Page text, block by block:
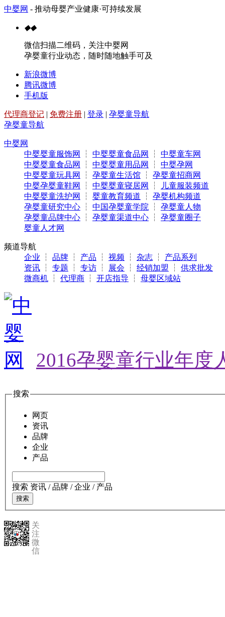
中婴网 - 推动母婴产业健康·可持续发展
◆◆
微信扫描二维码，关注中婴网
孕婴童行业动态，随时随地触手可及
新浪微博
腾讯微博
手机版
代理商登记 | 免费注册 | 登录 | 孕婴童导航
孕婴童导航
中婴网
中婴婴童服饰网
┆ 中婴婴童食品网 ┆ 中婴童车网
中婴婴童食品网
┆ 中婴婴童用品网 ┆ 中婴孕网
中婴婴童玩具网
┆ 孕婴童生活馆 ┆ 孕婴童招商网
中婴孕婴童鞋网
┆ 中婴婴童寝居网 ┆
儿童服装频道
中婴婴童洗护网
┆ 婴童教育频道 ┆ 孕婴机构频道
孕婴童研究中心 ┆ 中国孕婴童学院 ┆ 孕婴童人物
孕婴童品牌中心 ┆ 孕婴童渠道中心 ┆ 孕婴童圈子
婴童人才网
频道导航
企业 ┆ 品牌 ┆ 产品 ┆ 视频 ┆ 杂志 ┆ 产品系列
资讯 ┆ 专题 ┆ 专访 ┆ 展会 ┆ 经销加盟 ┆ 供求批发
微商机 ┆ 代理商 ┆ 开店指导 ┆ 母婴区域站
2016孕婴童行业年度
搜索
网页
资讯
品牌
企业
产品
搜索 资讯 / 品牌 / 企业 / 产品
搜索
关
注
微
信